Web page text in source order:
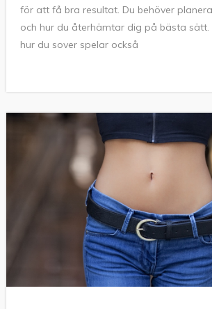
för att få bra resultat. Du behöver
och hur du återhämtar dig på bästa sätt.
hur du sover spelar också